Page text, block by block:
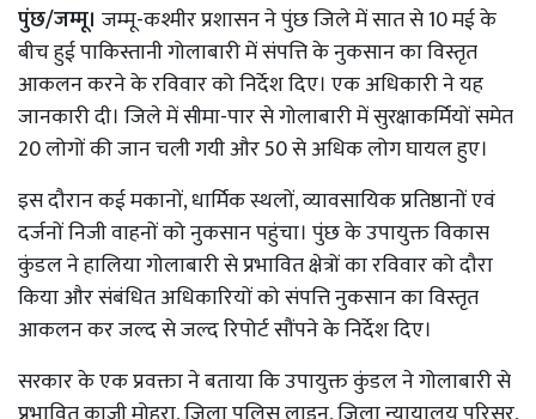
पुंछ/जम्मू। जम्मू-कश्मीर प्रशासन ने पुंछ जिले में सात से 10 मई के
बीच हुई पाकिस्तानी गोलाबारी में संपत्ति के नुकसान का विस्तृत
आकलन करने के रविवार को निर्देश दिए। एक अधिकारी ने यह
जानकारी दी। जिले में सीमा-पार से गोलाबारी में सुरक्षाकर्मियों समेत
20 लोगों की जान चली गयी और 50 से अधिक लोग घायल हुए।
इस दौरान कई मकानों, धार्मिक स्थलों, व्यावसायिक प्रतिष्ठानों एवं
दर्जनों निजी वाहनों को नुकसान पहुंचा। पुंछ के उपायुक्त विकास
कुंडल ने हालिया गोलाबारी से प्रभावित क्षेत्रों का रविवार को दौरा
किया और संबंधित अधिकारियों को संपत्ति नुकसान का विस्तृत
आकलन कर जल्द से जल्द रिपोर्ट सौंपने के निर्देश दिए।
सरकार के एक प्रवक्ता ने बताया कि उपायुक्त कुंडल ने गोलाबारी से